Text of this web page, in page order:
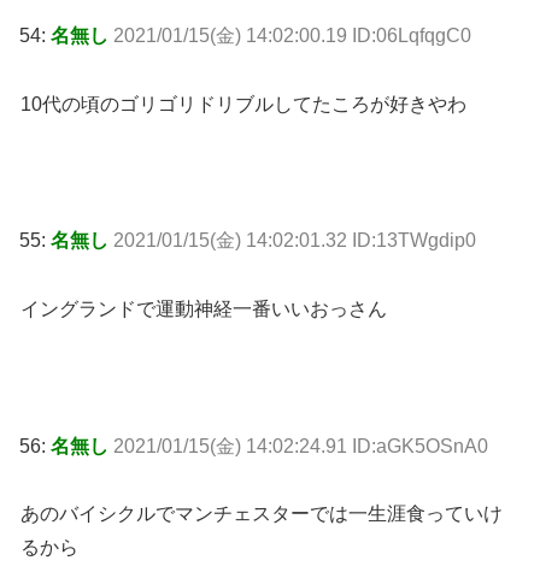
54: 名無し 2021/01/15(金) 14:02:00.19 ID:06LqfqgC0
10代の頃のゴリゴリドリブルしてたころが好きやわ
55: 名無し 2021/01/15(金) 14:02:01.32 ID:13TWgdip0
イングランドで運動神経一番いいおっさん
56: 名無し 2021/01/15(金) 14:02:24.91 ID:aGK5OSnA0
あのバイシクルでマンチェスターでは一生涯食っていけ
るから